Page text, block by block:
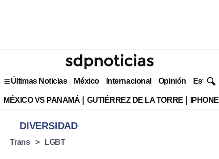
Últimas Noticias México Internacional Opinión Estilo
MÉXICO VS PANAMÁ GUTIÉRREZ DE LA TORRE
DIVERSIDAD
Trans LGBT